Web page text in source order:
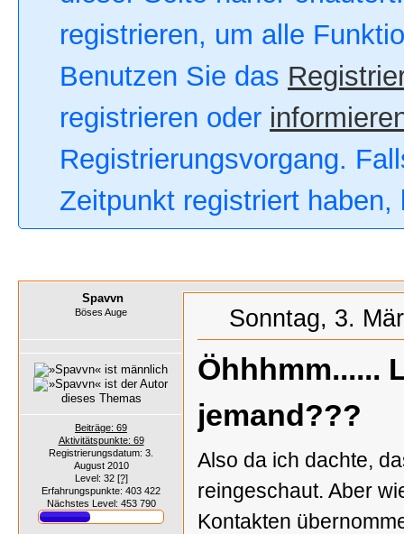
registrieren, um alle
Benutzen Sie das
registrieren oder
Registrierungsvorgang.
Zeitpunkt registriert
Spavvn
Böses Auge
Beiträge: 69
Aktivitätspunkte: 69
Registrierungsdatum: 3.
August 2010
Level: 32 [?]
Erfahrungspunkte: 403 422
Nächstes Level: 453 790
Sonntag, 3.
Öhhhmm......
jemand???
Also da ich dachte,
reingeschaut. Aber
Kontakten